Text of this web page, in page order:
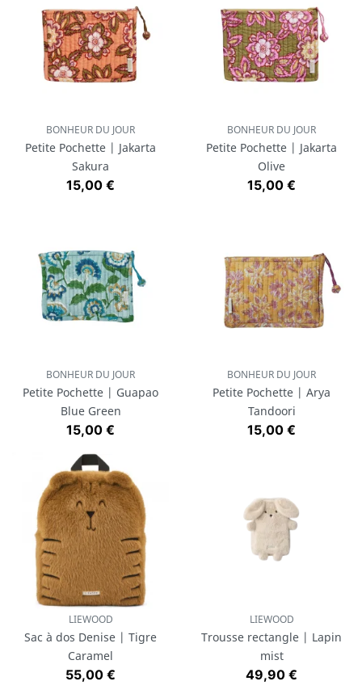
BONHEUR DU JOUR
Petite Pochette | Jakarta
Sakura
Prix
15,00 €
BONHEUR DU JOUR
Petite Pochette | Jakarta
Olive
Prix
15,00 €
BONHEUR DU JOUR
Petite Pochette | Guapao
Blue Green
Prix
15,00 €
BONHEUR DU JOUR
Petite Pochette | Arya
Tandoori
Prix
15,00 €
LIEWOOD
Sac à dos Denise | Tigre
Caramel
Prix
55,00 €
LIEWOOD
Trousse rectangle | Lapin
mist
Prix
49,90 €